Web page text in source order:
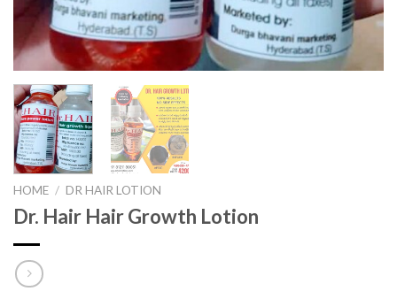
HOME / DR HAIR LOTION
Dr. Hair Hair Growth Lotion